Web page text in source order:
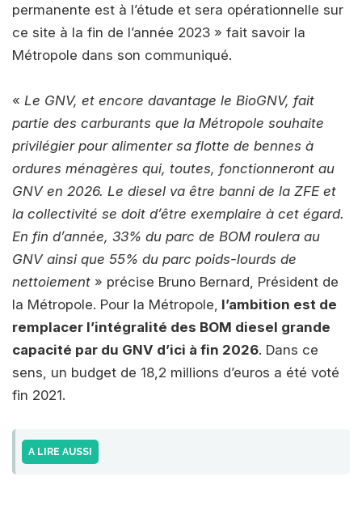
permanente est à l’étude et sera opérationnelle sur
ce site à la fin de l’année 2023 » fait savoir la
Métropole dans son communiqué.
« Le GNV, et encore davantage le BioGNV, fait
partie des carburants que la Métropole souhaite
privilégier pour alimenter sa flotte de bennes à
ordures ménagères qui, toutes, fonctionneront au
GNV en 2026. Le diesel va être banni de la ZFE et
la collectivité se doit d’être exemplaire à cet égard.
En fin d’année, 33% du parc de BOM roulera au
GNV ainsi que 55% du parc poids-lourds de
nettoiement » précise Bruno Bernard, Président de
la Métropole. Pour la Métropole, l’ambition est de
remplacer l’intégralité des BOM diesel grande
capacité par du GNV d’ici à fin 2026. Dans ce
sens, un budget de 18,2 millions d’euros a été voté
fin 2021.
A LIRE AUSSI